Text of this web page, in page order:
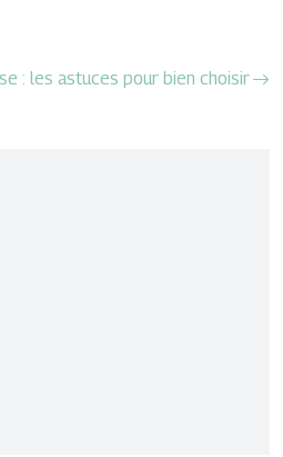
: les astuces pour bien choisir